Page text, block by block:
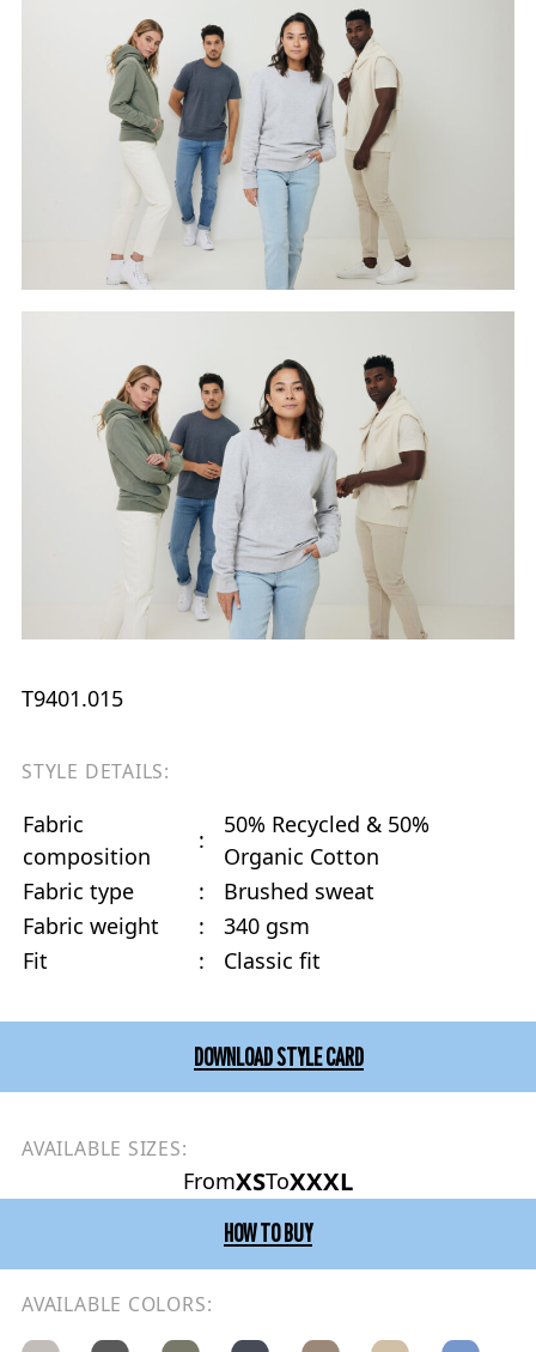
T9401.015
STYLE DETAILS:
Fabric
composition
:
50% Recycled & 50%
Organic Cotton
Fabric type
:
Brushed sweat
Fabric weight
:
340 gsm
Fit
: Classic fit
DOWNLOAD STYLE CARD
AVAILABLE SIZES:
FromXSToXXXL
HOW TO BUY
AVAILABLE COLORS: